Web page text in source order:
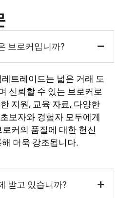
브로커입니까?
트레이드는 넓은 거래 도
신뢰할 수 있는 브로커로
지원, 교육 자료, 다양한
보자와 경험자 모두에게
커의 품질에 대한 헌신
더욱 강조됩니다.
받고 있습니까?